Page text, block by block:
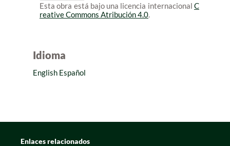
Esta obra está bajo una licencia internacional C
reative Commons Atribución 4.0.
Idioma
English Español
Enlaces relacionados